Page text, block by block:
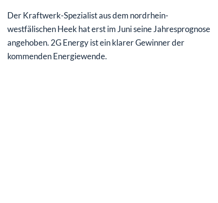
Der Kraftwerk-Spezialist aus dem nordrhein-
westfälischen Heek hat erst im Juni seine Jahresprognose
angehoben. 2G Energy ist ein klarer Gewinner der
kommenden Energiewende.